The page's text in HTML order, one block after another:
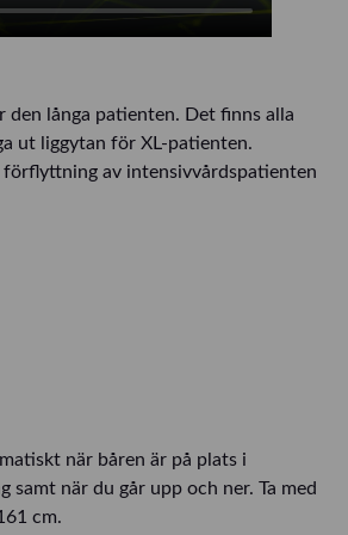
långa patienten. Det finns alla
ut liggytan för XL-patienten.
förflyttning av intensivvårdspatienten
när båren är på plats i
samt när du går upp och ner. Ta med
cm.